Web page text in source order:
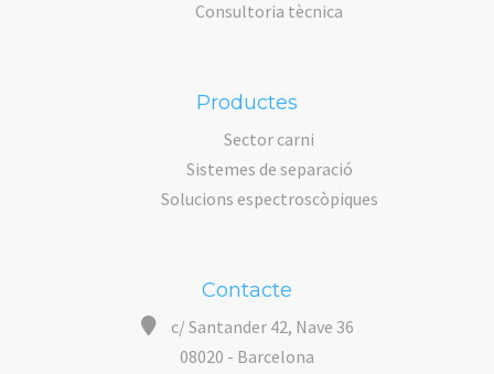
Consultoria tècnica
Productes
Sector carni
Sistemes de separació
Solucions espectroscòpiques
Contacte
c/ Santander 42, Nave 36
08020 - Barcelona